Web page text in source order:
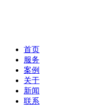
首页
服务
案例
关于
新闻
联系